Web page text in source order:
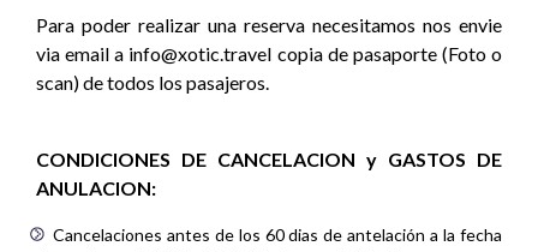
Para poder realizar una reserva necesitamos nos envie
via email a info@xotic.travel copia de pasaporte (Foto o
scan) de todos los pasajeros.
CONDICIONES DE CANCELACION y GASTOS DE
ANULACION:
Cancelaciones antes de los 60 dias de antelación a la fecha